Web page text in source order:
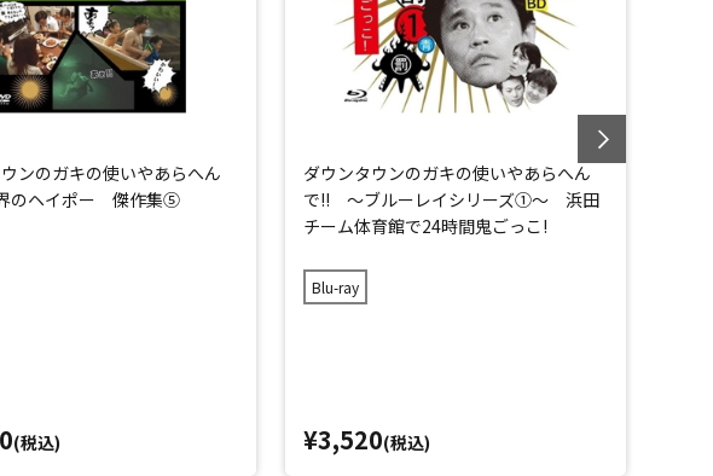
ンのガキの使いやあらへん
のヘイポー 傑作集⑤
(税込)
ダウンタウンのガキの使いやあらへん
で!! ～ブルーレイシリーズ①～ 浜田
チーム体育館で24時間鬼ごっこ!
Blu-ray
¥3,520(税込)